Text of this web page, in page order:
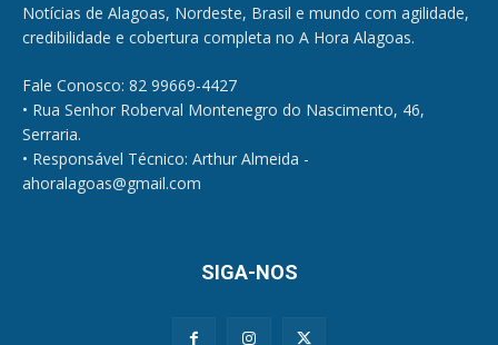
Notícias de Alagoas, Nordeste, Brasil e mundo com agilidade,
credibilidade e cobertura completa no A Hora Alagoas.
Fale Conosco: 82 99669-4427
• Rua Senhor Roberval Montenegro do Nascimento, 46,
Serraria.
• Responsável Técnico: Arthur Almeida -
ahoralagoas@gmail.com
SIGA-NOS